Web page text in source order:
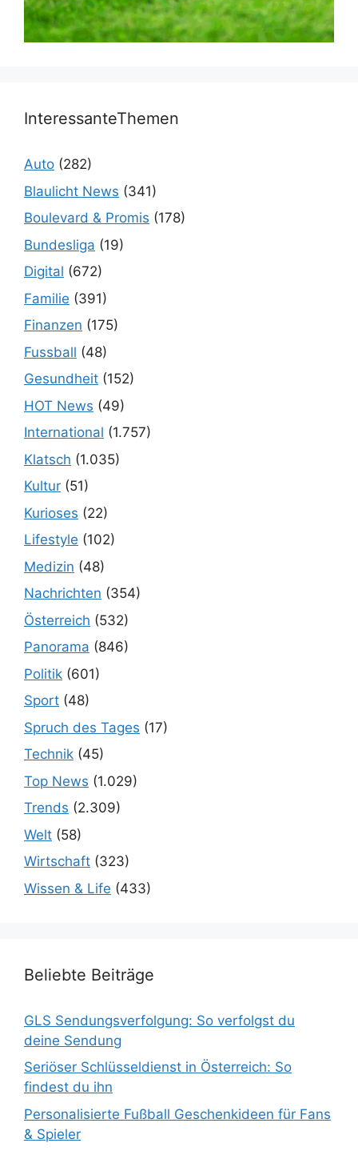
InteressanteThemen
Auto (282)
Blaulicht News (341)
Boulevard & Promis (178)
Bundesliga (19)
Digital (672)
Familie (391)
Finanzen (175)
Fussball (48)
Gesundheit (152)
HOT News (49)
International (1.757)
Klatsch (1.035)
Kultur (51)
Kurioses (22)
Lifestyle (102)
Medizin (48)
Nachrichten (354)
Österreich (532)
Panorama (846)
Politik (601)
Sport (48)
Spruch des Tages (17)
Technik (45)
Top News (1.029)
Trends (2.309)
Welt (58)
Wirtschaft (323)
Wissen & Life (433)
Beliebte Beiträge
GLS Sendungsverfolgung: So verfolgst du
deine Sendung
Seriöser Schlüsseldienst in Österreich: So
findest du ihn
Personalisierte Fußball Geschenkideen für Fans
& Spieler